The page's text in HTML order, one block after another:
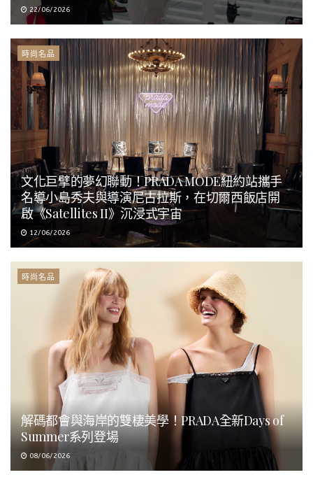
22/06/2026
時尚名品
文化巨擘的夢幻聯動！PRADA MODE紐約站攜手
名導小島秀夫與導演尼古拉斯，在切爾西飯店開
啟《Satellites II》沉浸式宇宙
12/06/2026
時尚名品
解碼都會與海岸的雙棲美學！PRADA全新Days of
Summer系列登場
08/06/2026